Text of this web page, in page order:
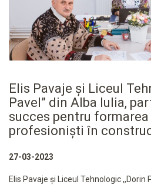
Elis Pavaje și Liceul
Pavel” din Alba Iulia,
succes pentru
profesioniști în
27-03-2023
Elis Pavaje și Liceul Tehnologic ,,Dorin